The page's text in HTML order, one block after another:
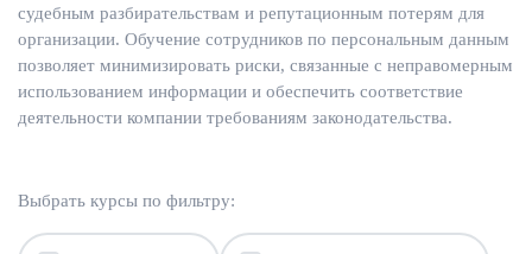
судебным разбирательствам и репутационным потерям для
организации. Обучение сотрудников по персональным данным
позволяет минимизировать риски, связанные с неправомерным
использованием информации и обеспечить соответствие
деятельности компании требованиям законодательства.
Выбрать курсы по фильтру: